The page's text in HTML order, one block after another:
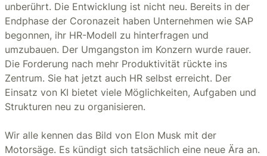
unberührt. Die Entwicklung ist nicht neu. Bereits in der
Endphase der Coronazeit haben Unternehmen wie SAP
begonnen, ihr HR-Modell zu hinterfragen und
umzubauen. Der Umgangston im Konzern wurde rauer.
Die Forderung nach mehr Produktivität rückte ins
Zentrum. Sie hat jetzt auch HR selbst erreicht. Der
Einsatz von KI bietet viele Möglichkeiten, Aufgaben und
Strukturen neu zu organisieren.
Wir alle kennen das Bild von Elon Musk mit der
Motorsäge. Es kündigt sich tatsächlich eine neue Ära an.